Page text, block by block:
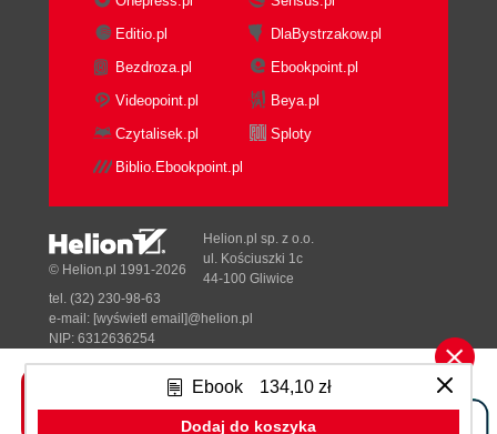
Ebook 134,10 zł
Dodaj do koszyka
Editio.pl
DlaBystrzakow.pl
Bezdroza.pl
Ebookpoint.pl
Videopoint.pl
Beya.pl
Czytalisek.pl
Sploty
Biblio.Ebookpoint.pl
Tonik.pl
© Helion.pl 1991-2026
Helion.pl sp. z o.o.
ul. Kościuszki 1c
44-100 Gliwice
tel. (32) 230-98-63
e-mail: [wyświetl email]@helion.pl
NIP: 6312636254